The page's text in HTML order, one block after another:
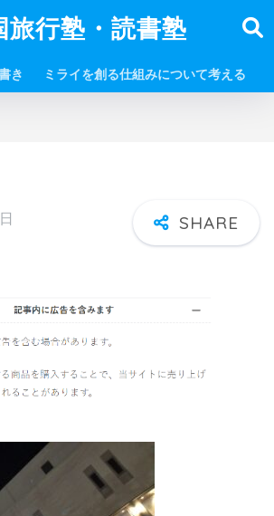
旅行塾・読書塾
き ミライを創る仕組みについて考える